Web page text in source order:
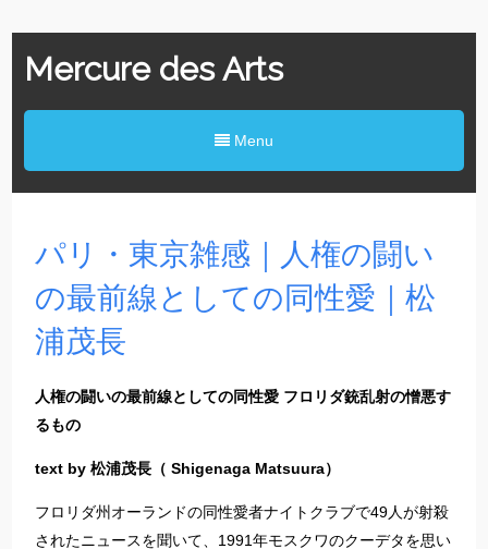
Mercure des Arts
Menu
パリ・東京雑感｜人権の闘い
の最前線としての同性愛｜松
浦茂長
人権の闘いの最前線としての同性愛 フロリダ銃乱射の憎悪す
るもの
text by 松浦茂長（ Shigenaga Matsuura）
フロリダ州オーランドの同性愛者ナイトクラブで49人が射殺
されたニュースを聞いて、1991年モスクワのクーデタを思い